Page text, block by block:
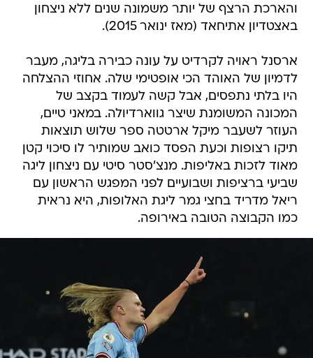
והארכת הרצף של יותר משמונה שנים ללא ניצחון
באצטדיון אתיחאד (מאז ינואר 2015).
ארסנל ראויה לקרדיט על עונה כבירה בליגה, מעבר
לדמיון של האוהד הכי אופטימי שלה. אחוזי ההצלחה
היו בלתי נתפסים, אבל קשה לעמוד בקצב של
המכונה המשומנת שיצר גווארדיולה. במאני טיים,
העוזר לשעבר מיקל ארטטה ספר שלוש תוצאות
תיקו רצופות וכעת הפסד כואב שמותיר לו סיכוי קטן
מאוד לזכות באליפות. מנצ'סטר סיטי עם ניצחון ליגה
שביעי ברציפות ושבועיים לפני המפגש הראשון עם
ריאל מדריד בחצי גמר ליגת האלופות, היא נראית
כמו הקבוצה הטובה באירופה.